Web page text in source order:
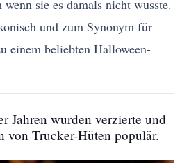
sie es damals nicht wusste.
und zum Synonym für
einem beliebten Halloween-
Jahren wurden verzierte und
von Trucker-Hüten populär.